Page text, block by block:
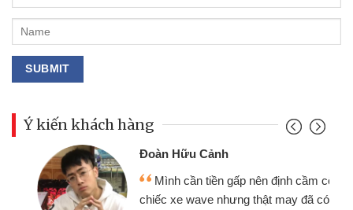
Ý kiến khách hàng
Đoàn Hữu Cảnh
Mình cần tiền gấp nên định cầm cố
chiếc xe wave nhưng thật may đã có